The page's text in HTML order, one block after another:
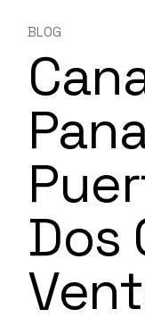
BLOG
Dos